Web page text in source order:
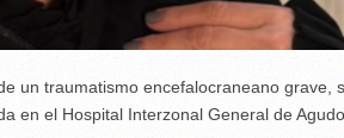
un traumatismo encefalocraneano grave,
en el Hospital Interzonal General de